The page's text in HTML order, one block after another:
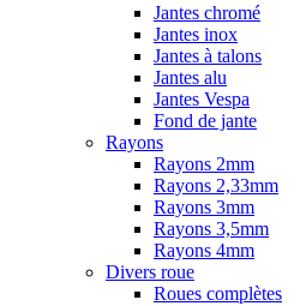
Jantes chromé
Jantes inox
Jantes à talons
Jantes alu
Jantes Vespa
Fond de jante
Rayons
Rayons 2mm
Rayons 2,33mm
Rayons 3mm
Rayons 3,5mm
Rayons 4mm
Divers roue
Roues complètes